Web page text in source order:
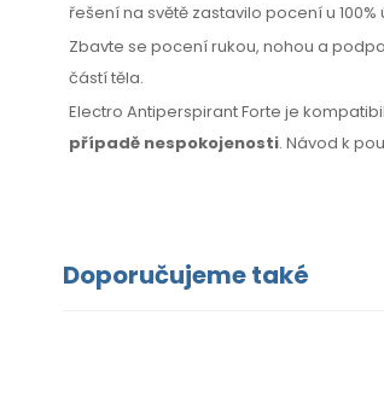
řešení na světě zastavilo pocení u
Zbavte se pocení rukou, nohou a
částí těla.
Electro Antiperspirant Forte je
případě nespokojenosti. Návod k
Doporučujeme také